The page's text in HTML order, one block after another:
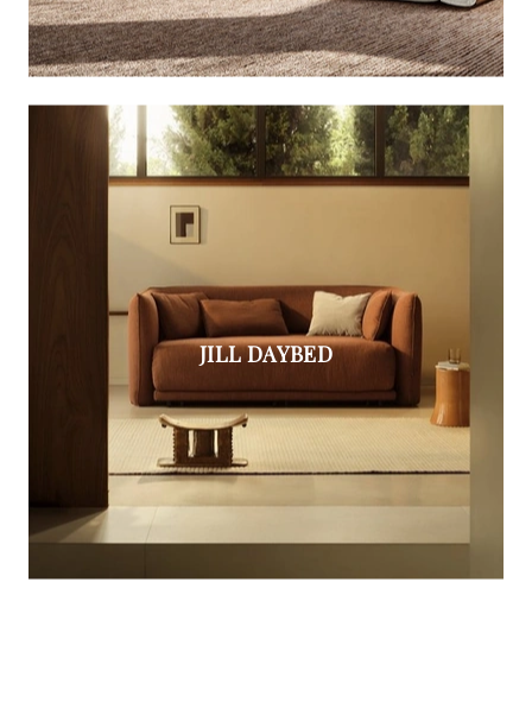
JILL DAYBED